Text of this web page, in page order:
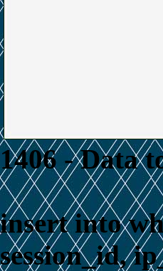
1406 - Data
insert into
session_id,